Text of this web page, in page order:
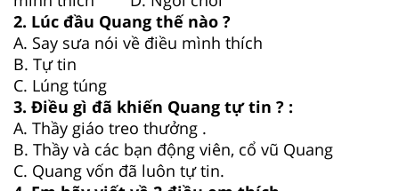
2. Lúc đầu Quang thế nào ?
A. Say sưa nói về điều mình thích
B. Tự tin
C. Lúng túng
3. Điều gì đã khiến Quang tự tin ? :
A. Thầy giáo treo thưởng .
B. Thầy và các bạn động viên, cổ vũ Quang
C. Quang vốn đã luôn tự tin.